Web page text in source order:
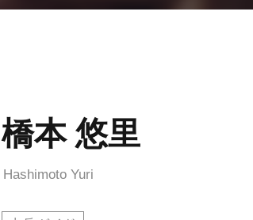
橋本 悠里
Hashimoto Yuri